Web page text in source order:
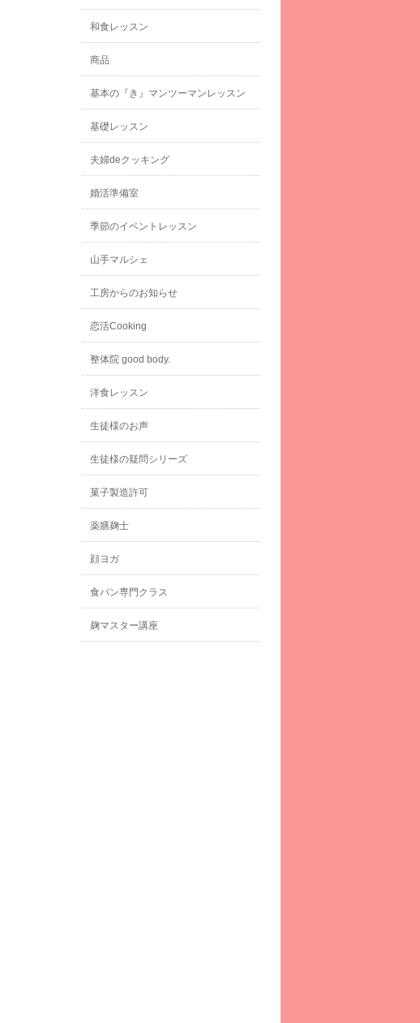
和食レッスン
商品
基本の『き』マンツーマンレッスン
基礎レッスン
夫婦deクッキング
婚活準備室
季節のイベントレッスン
山手マルシェ
工房からのお知らせ
恋活Cooking
整体院 good body.
洋食レッスン
生徒様のお声
生徒様の疑問シリーズ
菓子製造許可
薬膳麹士
顔ヨガ
食パン専門クラス
麹マスター講座